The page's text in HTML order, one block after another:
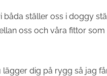
båda ställer oss i doggy
oss och våra fittor som
lägger dig på rygg så jag